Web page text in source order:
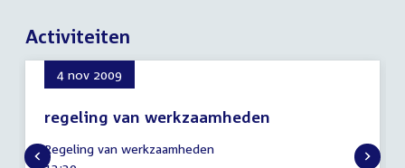
Activiteiten
4 nov 2009
regeling van werkzaamheden
november
Regeling van werkzaamheden